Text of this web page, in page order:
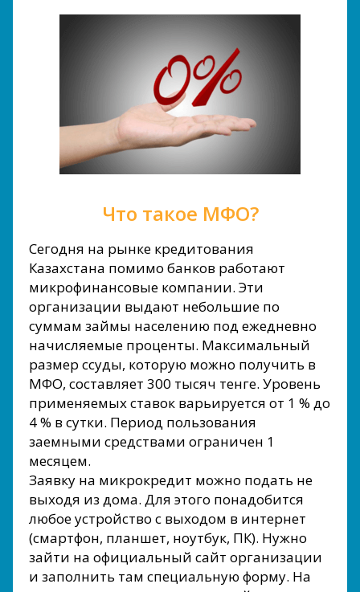
Что такое МФО?
Сегодня на рынке кредитования
Казахстана помимо банков работают
микрофинансовые компании. Эти
организации выдают небольшие по
суммам займы населению под ежедневно
начисляемые проценты. Максимальный
размер ссуды, которую можно получить в
МФО, составляет 300 тысяч тенге. Уровень
применяемых ставок варьируется от 1 % до
4 % в сутки. Период пользования
заемными средствами ограничен 1
месяцем.
Заявку на микрокредит можно подать не
выходя из дома. Для этого понадобится
любое устройство с выходом в интернет
(смартфон, планшет, ноутбук, ПК). Нужно
зайти на официальный сайт организации
и заполнить там специальную форму. На